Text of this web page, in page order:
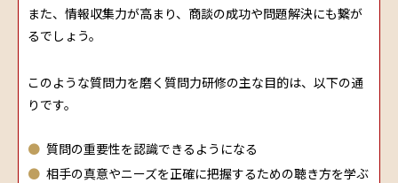
また、情報収集力が高まり、商談の成功や問題解決にも繋が
るでしょう。
このような質問力を磨く質問力研修の主な目的は、以下の通
りです。
質問の重要性を認識できるようになる
相手の真意やニーズを正確に把握するための聴き方を学ぶ